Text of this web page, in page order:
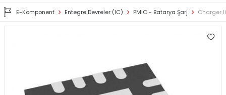
E-Komponent Entegre Devreler (IC) PMIC - Batarya Şarj Charger